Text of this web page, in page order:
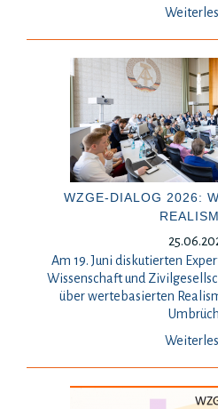
WZGE-DIALOG 2026:
Am 19. Juni diskutierten
Wissenschaft und
über wertebasierten